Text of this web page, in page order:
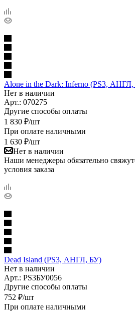
Alone in the Dark: Inferno (PS3,
Нет в наличии
Арт.: 070275
Другие способы оплаты
1 830 ₽/шт
При оплате наличными
1 630 ₽/шт
Нет в наличии
Наши менеджеры обязательно
условия заказа
Dead Island (PS3, АНГЛ, БУ)
Нет в наличии
Арт.: PS3БУ0056
Другие способы оплаты
752 ₽/шт
При оплате наличными